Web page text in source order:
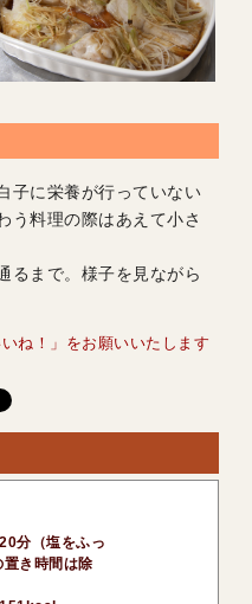
子に栄養が行っていない
う料理の際はあえて小さ
るまで。様子を見ながら
ね！」をお願いいたします
分（塩をふっ
置き時間は除